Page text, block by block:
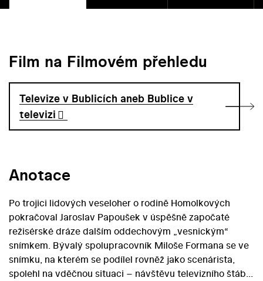
Film na Filmovém přehledu
Televize v Bublicích aneb Bublice v
televizi
Anotace
Po trojici lidových veseloher o rodině Homolkových
pokračoval Jaroslav Papoušek v úspěšně započaté
režisérské dráze dalším oddechovým „vesnickým“
snímkem. Bývalý spolupracovník Miloše Formana se ve
snímku, na kterém se podílel rovněž jako scenárista,
spolehl na vděčnou situaci – návštěvu televizního štábu